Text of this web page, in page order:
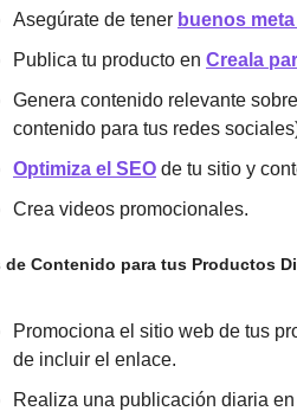
Asegúrate de tener buenos
Publica tu producto en Creala
Genera contenido relevante
contenido para tus redes
Optimiza el SEO de tu sitio y
Crea videos promocionales.
de Contenido para tus Productos
Promociona el sitio web de tus
de incluir el enlace.
Realiza una publicación diaria